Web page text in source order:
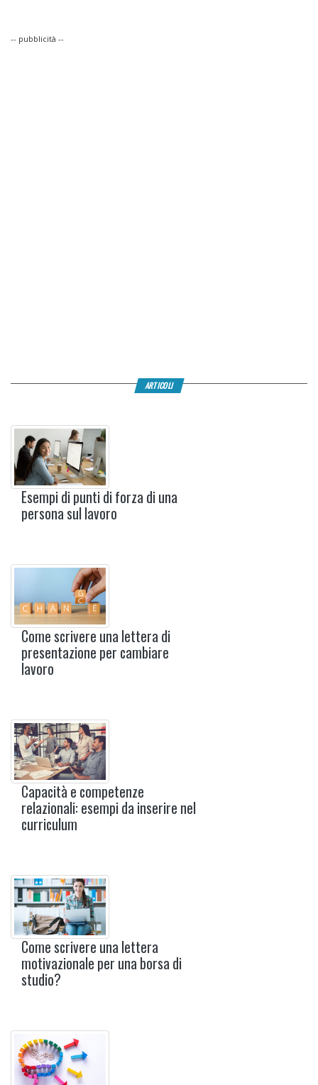
-- pubblicità --
ARTICOLI
Esempi di punti di forza di una
persona sul lavoro
Come scrivere una lettera di
presentazione per cambiare
lavoro
Capacità e competenze
relazionali: esempi da inserire nel
curriculum
Come scrivere una lettera
motivazionale per una borsa di
studio?